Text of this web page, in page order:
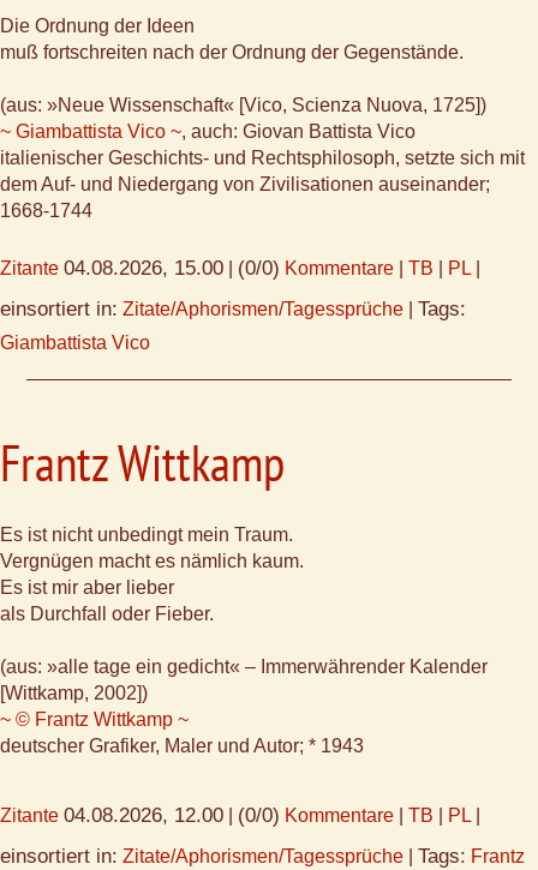
Die Ordnung der Ideen
muß fortschreiten nach der Ordnung der Gegenstände.
(aus: »Neue Wissenschaft« [Vico, Scienza Nuova, 1725])
~ Giambattista Vico ~, auch: Giovan Battista Vico
italienischer Geschichts- und Rechtsphilosoph, setzte sich mit
dem Auf- und Niedergang von Zivilisationen auseinander;
1668-1744
Zitante 04.08.2026, 15.00 (0/0) Kommentare TB PL
einsortiert in: Zitate/Aphorismen/Tagessprüche Tags:
Giambattista Vico
Frantz Wittkamp
Es ist nicht unbedingt mein Traum.
Vergnügen macht es nämlich kaum.
Es ist mir aber lieber
als Durchfall oder Fieber.
(aus: »alle tage ein gedicht« – Immerwährender Kalender
[Wittkamp, 2002])
~ © Frantz Wittkamp ~
deutscher Grafiker, Maler und Autor; * 1943
Zitante 04.08.2026, 12.00 (0/0) Kommentare TB PL
einsortiert in: Zitate/Aphorismen/Tagessprüche Tags: Frantz